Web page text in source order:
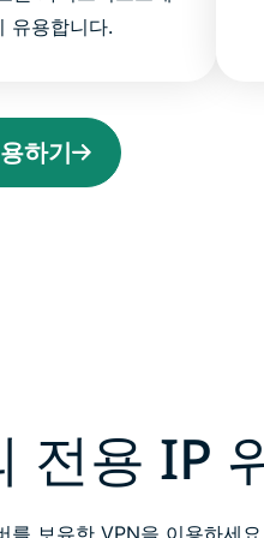
유용합니다.
하기
전용 IP